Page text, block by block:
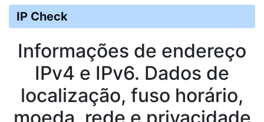
IP Check
Informações de endereço
IPv4 e IPv6. Dados de
localização, fuso horário,